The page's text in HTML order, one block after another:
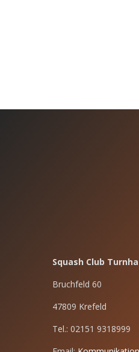
Squash Club
Bruchfeld 60
47809 Krefeld
Tel.: 02151 9318999